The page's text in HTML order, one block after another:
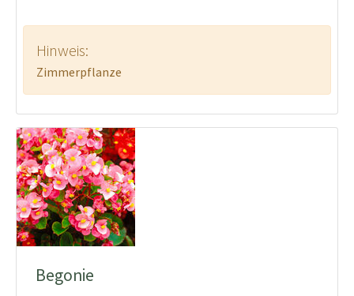
Hinweis:
Zimmerpflanze
Begonie